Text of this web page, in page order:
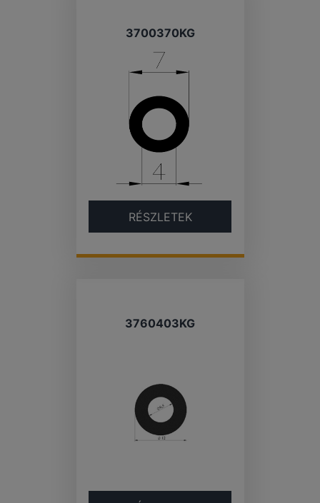
3700370KG
RÉSZLETEK
3760403KG